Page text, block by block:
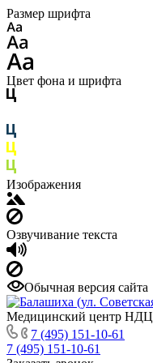
Размер шрифта
Цвет фона и шрифта
Изображения
Озвучивание текста
Обычная версия сайта
Медицинский центр НДЦ
7 (495) 151-10-61
7 (495) 151-10-61